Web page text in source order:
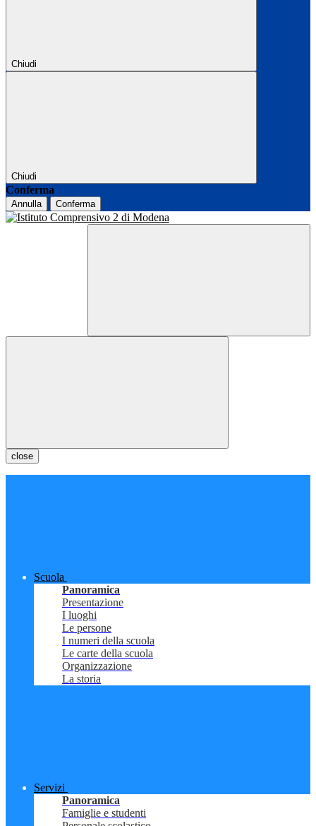
Chiudi
Chiudi
Conferma
Annulla Conferma
close
Scuola
Panoramica
Presentazione
I luoghi
Le persone
I numeri della scuola
Le carte della scuola
Organizzazione
La storia
Servizi
Panoramica
Famiglie e studenti